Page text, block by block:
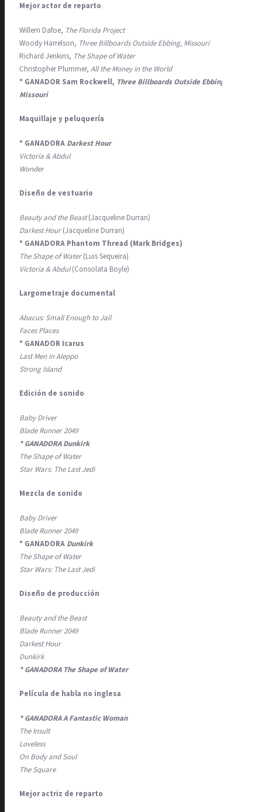
Mejor actor de reparto
Willem Dafoe, The Florida Project
Woody Harrelson, Three Billboards Outside Ebbing, Missouri
Richard Jenkins, The Shape of Water
Christopher Plummer, All the Money in the World
* GANADOR Sam Rockwell, Three Billboards Outside Ebbing,
Missouri
Maquillaje y peluquería
* GANADORA Darkest Hour
Victoria & Abdul
Wonder
Diseño de vestuario
Beauty and the Beast(Jacqueline Durran)
Darkest Hour(Jacqueline Durran)
* GANADORA Phantom Thread (Mark Bridges)
The Shape of Water(Luis Sequeira)
Victoria & Abdul(Consolata Boyle)
Largometraje documental
Abacus: Small Enough to Jail
Faces Places
* GANADOR Icarus
Last Men in Aleppo
Strong Island
Edición de sonido
Baby Driver
Blade Runner 2049
* GANADORA Dunkirk
The Shape of Water
Star Wars: The Last Jedi
Mezcla de sonido
Baby Driver
Blade Runner 2049
* GANADORA Dunkirk
The Shape of Water
Star Wars: The Last Jedi
Diseño de producción
Beauty and the Beast
Blade Runner 2049
Darkest Hour
Dunkirk
* GANADORA The Shape of Water
Película de habla no inglesa
* GANADORA A Fantastic Woman
The Insult
Loveless
On Body and Soul
The Square
Mejor actriz de reparto